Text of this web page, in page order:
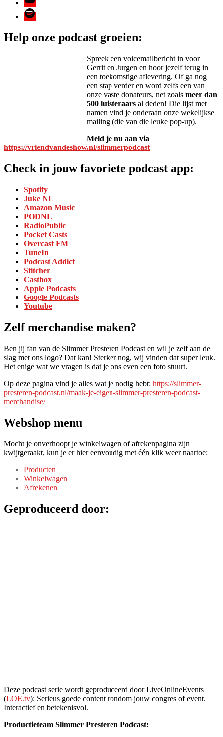
Spotify
Help onze podcast groeien:
Spreek een voicemailbericht in voor
Gerrit en Jurgen en hoor jezelf terug in
een toekomstige aflevering. Of ga nog
een stap verder en word zelfs een van
onze vaste donateurs, net zoals meer dan
500 luisteraars al deden! Die lijst met
namen vind je onderaan onze wekelijkse
mailing (die van die leuke pop-up).
Meld je nu aan via
https://vriendvandeshow.nl/slimmerpodcast
Check in jouw favoriete podcast app:
Spotify
Juke NL
Amazon Music
PODNL
RadioPublic
Pocket Casts
Overcast FM
TuneIn
Podcast Addict
Stitcher
Castbox
Apple Podcasts
Google Podcasts
Youtube
Zelf merchandise maken?
Ben jij fan van de Slimmer Presteren Podcast en wil je zelf aan de
slag met ons logo? Dat kan! Sterker nog, wij vinden dat super leuk.
Het enige wat we vragen is dat je ons even een foto stuurt.
Op deze pagina vind je alles wat je nodig hebt: https://slimmer-
presteren-podcast.nl/maak-je-eigen-slimmer-presteren-podcast-
merchandise/
Webshop menu
Mocht je onverhoopt je winkelwagen of afrekenpagina zijn
kwijtgeraakt, kun je er hier eenvoudig met één klik weer naartoe:
Producten
Winkelwagen
Afrekenen
Geproduceerd door:
Deze podcast serie wordt geproduceerd door LiveOnlineEvents
(LOE.tv): Serieus goede content rondom jouw congres of event.
Interactief en betekenisvol.
Productieteam Slimmer Presteren Podcast: